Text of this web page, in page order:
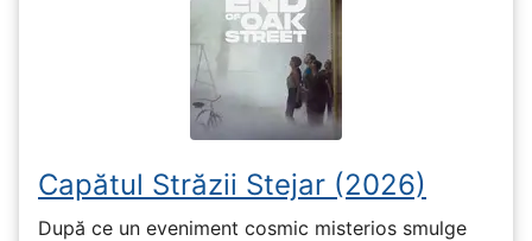
Capătul Străzii Stejar (2026)
După ce un eveniment cosmic misterios smulge